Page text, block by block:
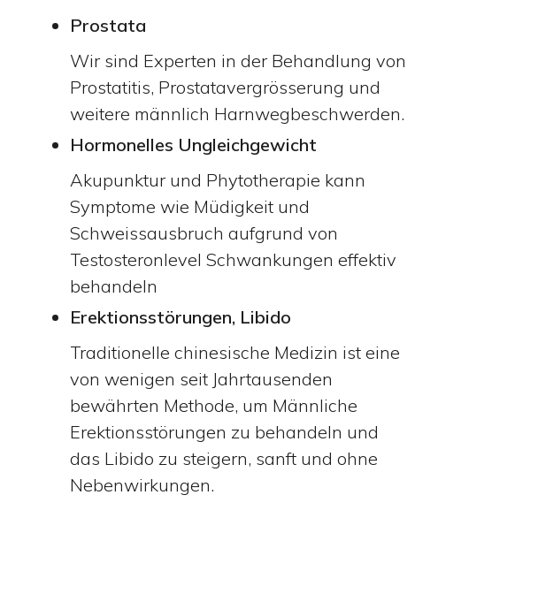
Prostata
Wir sind Experten in der Behandlung von
Prostatitis, Prostatavergrösserung und
weitere männlich Harnwegbeschwerden.
Hormonelles Ungleichgewicht
Akupunktur und Phytotherapie kann
Symptome wie Müdigkeit und
Schweissausbruch aufgrund von
Testosteronlevel Schwankungen effektiv
behandeln
Erektionsstörungen, Libido
Traditionelle chinesische Medizin ist eine
von wenigen seit Jahrtausenden
bewährten Methode, um Männliche
Erektionsstörungen zu behandeln und
das Libido zu steigern, sanft und ohne
Nebenwirkungen.